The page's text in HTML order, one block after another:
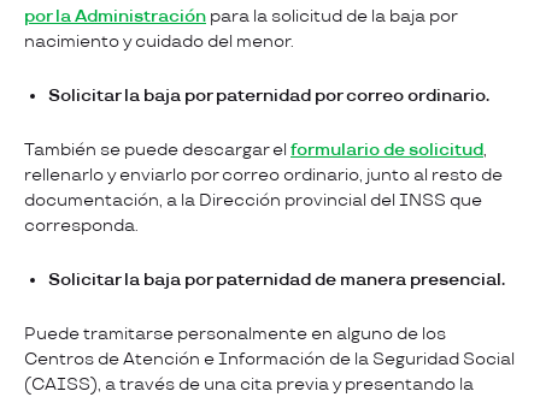
por la Administración para la solicitud de la baja por
nacimiento y cuidado del menor.
Solicitar la baja por paternidad por correo ordinario.
También se puede descargar el formulario de solicitud,
rellenarlo y enviarlo por correo ordinario, junto al resto de
documentación, a la Dirección provincial del INSS que
corresponda.
Solicitar la baja por paternidad de manera presencial.
Puede tramitarse personalmente en alguno de los
Centros de Atención e Información de la Seguridad Social
(CAISS), a través de una cita previa y presentando la